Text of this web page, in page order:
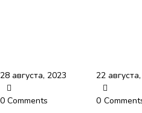
28 августа, 2023
0 Comments
22
0